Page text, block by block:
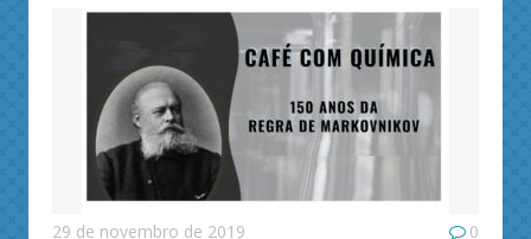
29 de novembro de 2019 0